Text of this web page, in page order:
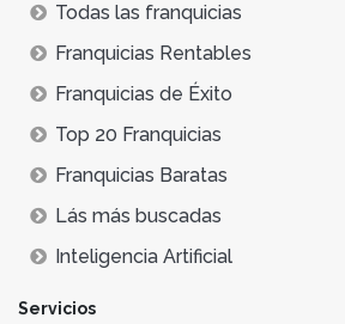
Todas las franquicias
Franquicias Rentables
Franquicias de Éxito
Top 20 Franquicias
Franquicias Baratas
Lás más buscadas
Inteligencia Artificial
Servicios